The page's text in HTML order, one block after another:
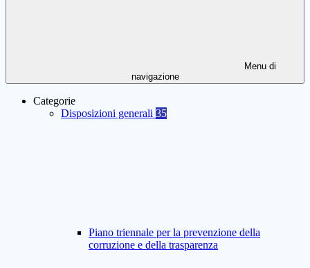
Menu di
navigazione
Categorie
Disposizioni generali 35
Piano triennale per la prevenzione della
corruzione e della trasparenza